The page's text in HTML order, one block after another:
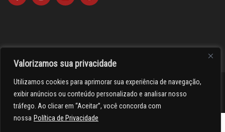
Valorizamos sua privacidade
Utilizamos cookies para aprimorar sua experiência de navegação,
exibir anúncios ou conteúdo personalizado e analisar nosso
tráfego. Ao clicar em “Aceitar”, você concorda com
nossa Política de Privacidade
><(((º> 17